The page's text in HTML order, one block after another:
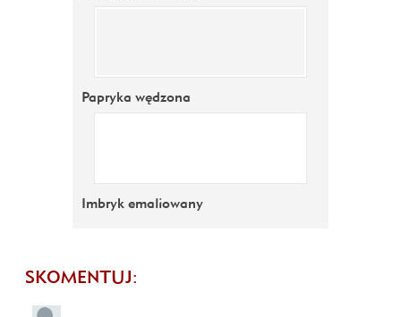
Papryka wędzona
Imbryk emaliowany
SKOMENTUJ: